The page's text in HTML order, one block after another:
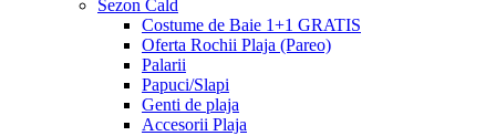
Sezon Cald
Costume de Baie 1+1 GRATIS
Oferta Rochii Plaja (Pareo)
Palarii
Papuci/Slapi
Genti de plaja
Accesorii Plaja